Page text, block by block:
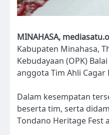
MINAHASA,
Kabupaten Minahasa,
Kebudayaan (OPK)
anggota Tim Ahli Cagar
Dalam kesempatan
beserta tim, serta
Tondano Heritage Fest